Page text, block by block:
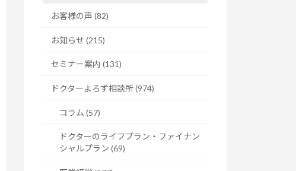
お客様の声 (82)
お知らせ (215)
セミナー案内 (131)
ドクターよろず相談所 (974)
コラム (57)
ドクターのライフプラン・ファイナン
シャルプラン (69)